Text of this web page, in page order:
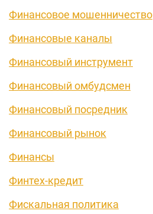
Финансовое мошенничество
Финансовые каналы
Финансовый инструмент
Финансовый омбудсмен
Финансовый посредник
Финансовый рынок
Финансы
Финтех-кредит
Фискальная политика